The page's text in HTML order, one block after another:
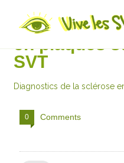
Diagnostics
en plaques
SVT
Diagnostics de la sclérose
0 Comments